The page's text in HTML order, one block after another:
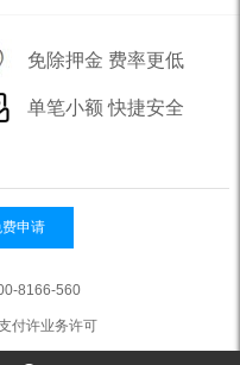
免除押金 费率更低
单笔小额 快捷安全
申请
8166-560
付许业务许可